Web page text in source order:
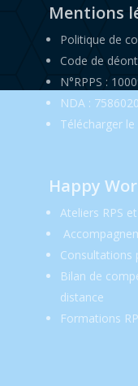
Mentions
Politique de
Code de
N°RPPS :
NDA :
Télécharger
Happy
Ateliers RPS
Consultations
Bilan de
distance
Formations